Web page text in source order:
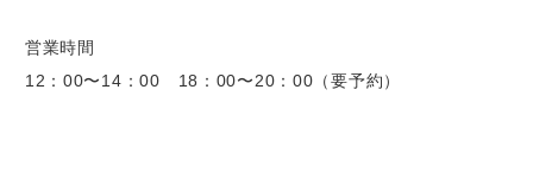
営業時間
12：00〜14：00 18：00〜20：00（要予約）